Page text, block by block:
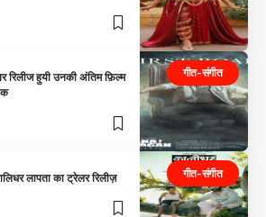
गीत-संगीत
रिलीज हुयी उनकी अंतिम फ़िल्म
गीत-संगीत
लापता का ट्रेलर रिलीज़